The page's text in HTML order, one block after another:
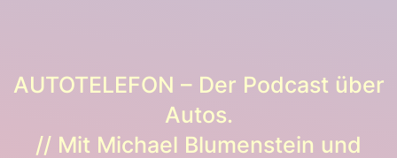
AUTOTELEFON – Der Podcast über
Autos.
// Mit Michael Blumenstein und